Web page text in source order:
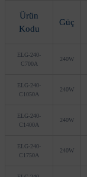
Ürün
Kodu
Güç
ELG-240-
C700A
240W
ELG-240-
C1050A
240W
ELG-240-
C1400A
240W
ELG-240-
C1750A
240W